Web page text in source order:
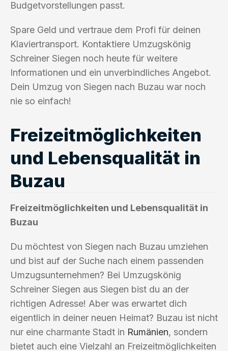
Budgetvorstellungen passt.
Spare Geld und vertraue dem Profi für deinen
Klaviertransport. Kontaktiere Umzugskönig
Schreiner Siegen noch heute für weitere
Informationen und ein unverbindliches Angebot.
Dein Umzug von Siegen nach Buzau war noch
nie so einfach!
Freizeitmöglichkeiten
und Lebensqualität in
Buzau
Freizeitmöglichkeiten und Lebensqualität in
Buzau
Du möchtest von Siegen nach Buzau umziehen
und bist auf der Suche nach einem passenden
Umzugsunternehmen? Bei Umzugskönig
Schreiner Siegen aus Siegen bist du an der
richtigen Adresse! Aber was erwartet dich
eigentlich in deiner neuen Heimat? Buzau ist nicht
nur eine charmante Stadt in Rumänien, sondern
bietet auch eine Vielzahl an Freizeitmöglichkeiten